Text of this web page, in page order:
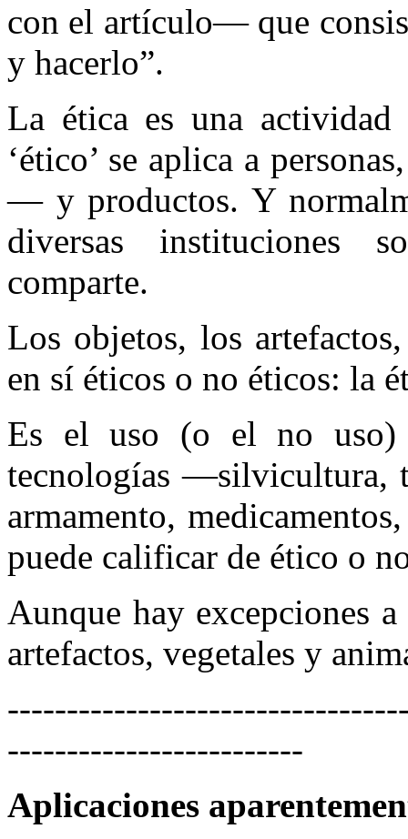
con el artículo— que
y hacerlo”.
La ética es una actividad
‘ético’ se aplica a
— y productos. Y
diversas instituciones
comparte.
Los objetos, los
en sí éticos o no éticos: la
Es el uso (o el no uso)
tecnologías —silvicultura,
armamento,
puede calificar de ético o
Aunque hay excepciones
artefactos, vegetales y
-------------------------
Aplicaciones